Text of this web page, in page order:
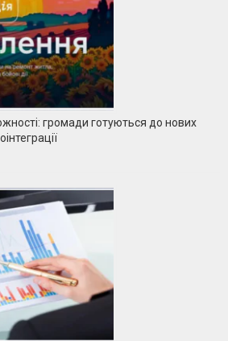
громади готуються до нових